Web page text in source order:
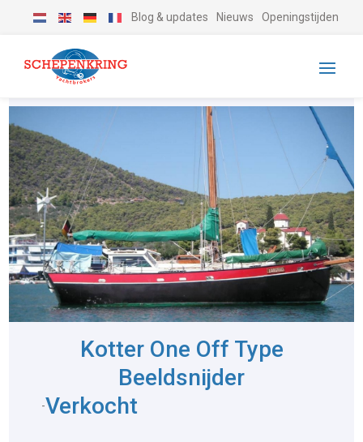
Blog & updates Nieuws Openingstijden
Kotter One Off Type
Beeldsnijder
-Verkocht